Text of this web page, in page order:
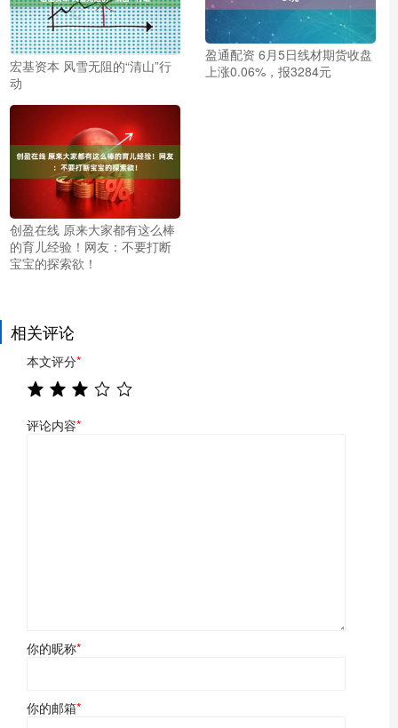
宏基资本 风雪无阻的“清山”行
动
盈通配资 6月5日线材期货收盘
上涨0.06%，报3284元
创盈在线 原来大家都有这么棒
的育儿经验！网友：不要打断
宝宝的探索欲！
相关评论
本文评分*
评论内容*
你的昵称*
你的邮箱*